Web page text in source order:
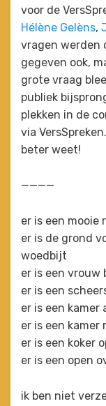
voor de
Hélène Gelèns,
vragen werden
gegeven ook,
grote vraag
publiek
plekken in de
via
beter weet!
————
er is een mooie
er is de grond
woedbijt
er is een vrouw
er is een
er is een kamer
er is een kamer
er is een koker
er is een open
ik ben niet